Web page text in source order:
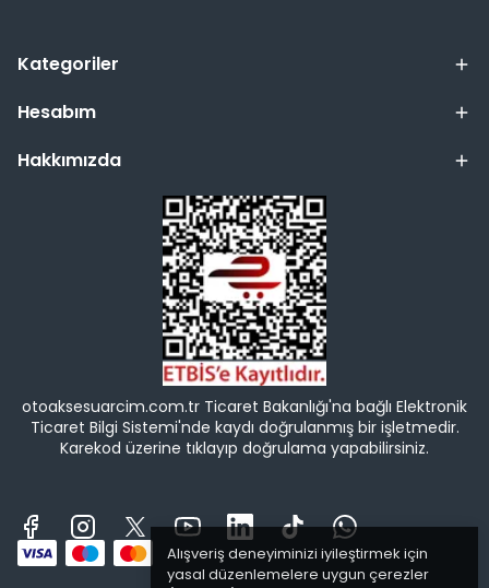
Alışveriş deneyiminizi iyileştirmek için
yasal düzenlemelere uygun çerezler
Kategoriler
Hesabım
Hakkımızda
otoaksesuarcim.com.tr Ticaret Bakanlığı'na bağlı Elektronik
Ticaret Bilgi Sistemi'nde kaydı doğrulanmış bir işletmedir.
Karekod üzerine tıklayıp doğrulama yapabilirsiniz.